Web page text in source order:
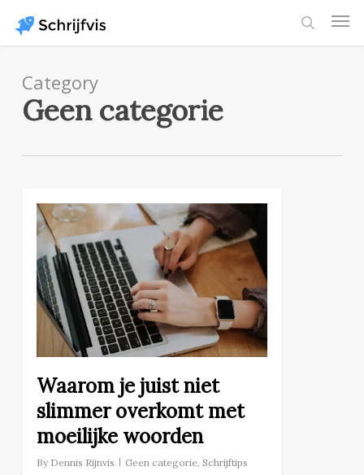
main
Category
Geen categorie
Waarom je juist niet
slimmer overkomt met
moeilijke woorden
By Dennis Rijnvis Geen categorie, Schrijftips